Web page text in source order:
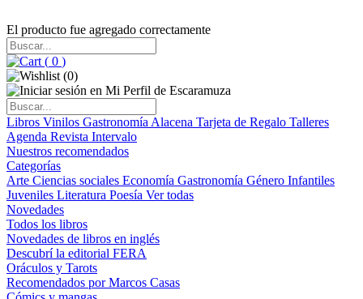
El producto fue agregado correctamente
( 0 )
(0)
Libros Vinilos Gastronomía Alacena Tarjeta de Regalo Talleres
Agenda Revista Intervalo
Nuestros recomendados
Categorías
Arte Ciencias sociales Economía Gastronomía Género Infantiles
Juveniles Literatura Poesía Ver todas
Novedades
Todos los libros
Novedades de libros en inglés
Descubrí la editorial FERA
Oráculos y Tarots
Recomendados por Marcos Casas